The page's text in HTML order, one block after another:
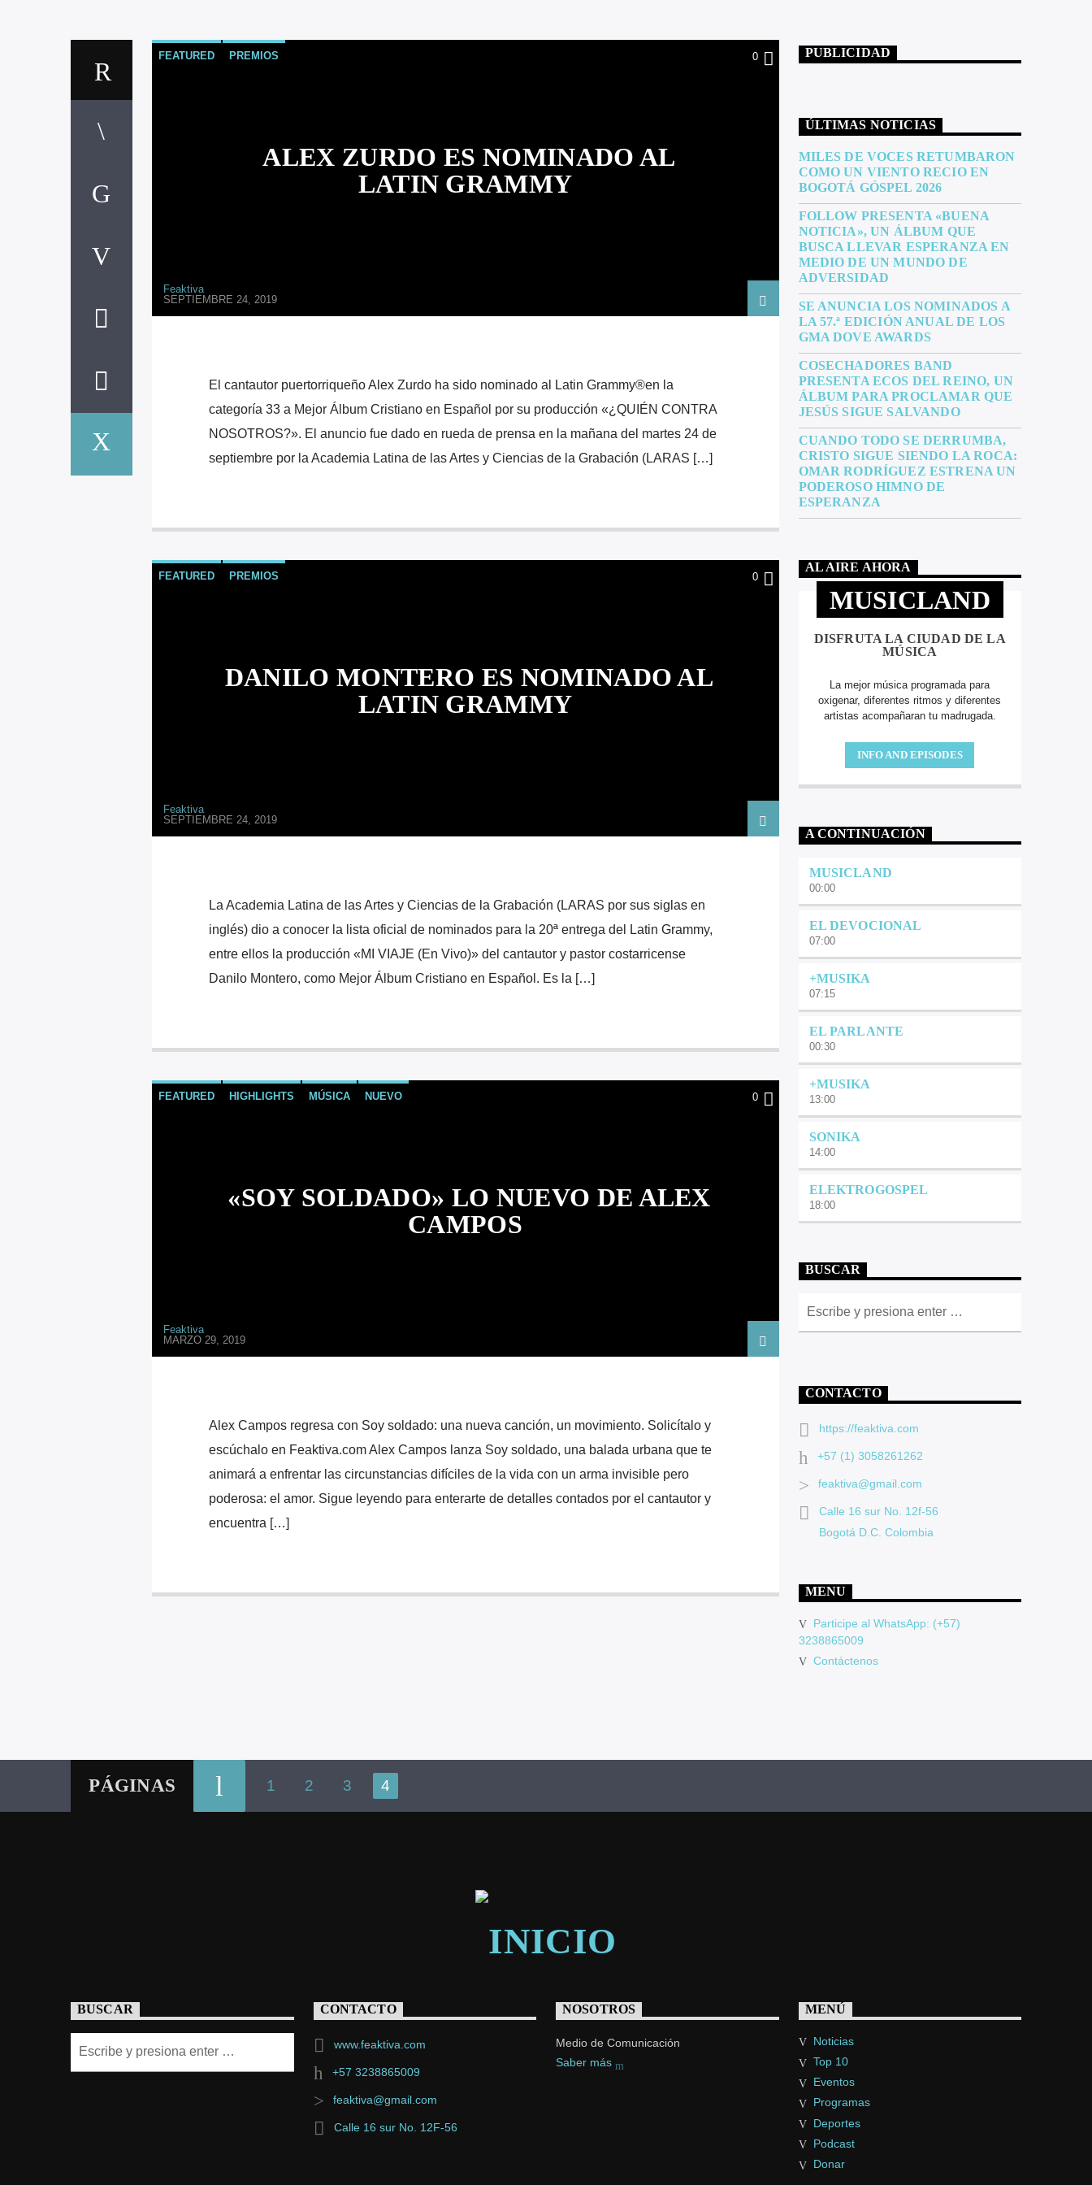
FEATURED PREMIOS 0
ALEX ZURDO ES NOMINADO AL
LATIN GRAMMY
Feaktiva
SEPTIEMBRE 24, 2019
El cantautor puertorriqueño Alex Zurdo ha sido nominado al Latin Grammy®en la
categoría 33 a Mejor Álbum Cristiano en Español por su producción «¿QUIÉN CONTRA
NOSOTROS?». El anuncio fue dado en rueda de prensa en la mañana del martes 24 de
septiembre por la Academia Latina de las Artes y Ciencias de la Grabación (LARAS […]
FEATURED PREMIOS 0
DANILO MONTERO ES NOMINADO AL
LATIN GRAMMY
Feaktiva
SEPTIEMBRE 24, 2019
La Academia Latina de las Artes y Ciencias de la Grabación (LARAS por sus siglas en
inglés) dio a conocer la lista oficial de nominados para la 20ª entrega del Latin Grammy,
entre ellos la producción «MI VIAJE (En Vivo)» del cantautor y pastor costarricense
Danilo Montero, como Mejor Álbum Cristiano en Español. Es la […]
FEATURED HIGHLIGHTS MÚSICA NUEVO 0
«SOY SOLDADO» LO NUEVO DE ALEX
CAMPOS
Feaktiva
MARZO 29, 2019
Alex Campos regresa con Soy soldado: una nueva canción, un movimiento. Solicítalo y
escúchalo en Feaktiva.com Alex Campos lanza Soy soldado, una balada urbana que te
animará a enfrentar las circunstancias difíciles de la vida con un arma invisible pero
poderosa: el amor. Sigue leyendo para enterarte de detalles contados por el cantautor y
encuentra […]
PUBLICIDAD
ÚLTIMAS NOTICIAS
MILES DE VOCES RETUMBARON
COMO UN VIENTO RECIO EN
BOGOTÁ GÓSPEL 2026
FOLLOW PRESENTA «BUENA
NOTICIA», UN ÁLBUM QUE
BUSCA LLEVAR ESPERANZA EN
MEDIO DE UN MUNDO DE
ADVERSIDAD
SE ANUNCIA LOS NOMINADOS A
LA 57.ª EDICIÓN ANUAL DE LOS
GMA DOVE AWARDS
COSECHADORES BAND
PRESENTA ECOS DEL REINO, UN
ÁLBUM PARA PROCLAMAR QUE
JESÚS SIGUE SALVANDO
CUANDO TODO SE DERRUMBA,
CRISTO SIGUE SIENDO LA ROCA:
OMAR RODRÍGUEZ ESTRENA UN
PODEROSO HIMNO DE
ESPERANZA
AL AIRE AHORA
MUSICLAND
DISFRUTA LA CIUDAD DE LA
MÚSICA
La mejor música programada para
oxigenar, diferentes ritmos y diferentes
artistas acompañaran tu madrugada.
INFO AND EPISODES
A CONTINUACIÓN
MUSICLAND
00:00
EL DEVOCIONAL
07:00
+MUSIKA
07:15
EL PARLANTE
00:30
+MUSIKA
13:00
SONIKA
14:00
ELEKTROGOSPEL
18:00
BUSCAR
CONTACTO
https://feaktiva.com
+57 (1) 3058261262
feaktiva@gmail.com
Calle 16 sur No. 12f-56
Bogotá D.C. Colombia
MENU
Participe al WhatsApp: (+57)
3238865009
Contáctenos
PÁGINAS 1 2 3 4
BUSCAR CONTACTO
www.feaktiva.com
+57 3238865009
feaktiva@gmail.com
Calle 16 sur No. 12F-56
NOSOTROS
Medio de Comunicación
Saber más
MENÚ
Noticias
Top 10
Eventos
Programas
Deportes
Podcast
Donar